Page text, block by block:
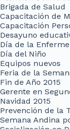
Brigada de Salud
Capacitación de
Capacitación
Desayuno
Día de la
Día del Niño
Equipos nuevos
Feria de la
Fin de Año 2015
Gerente en
Navidad 2015
Prevención de la
Semana Andina